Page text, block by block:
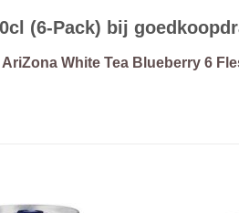
(6-Pack) bij
AriZona White Tea Blueberry 6